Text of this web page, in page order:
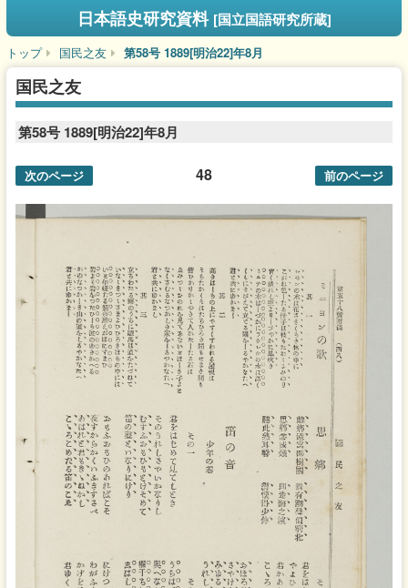
日本語史研究資料 [国立国語研究所蔵]
トップ 国民之友 第58号 1889[明治22]年8月
国民之友
第58号 1889[明治22]年8月
48
次のページ 前のページ